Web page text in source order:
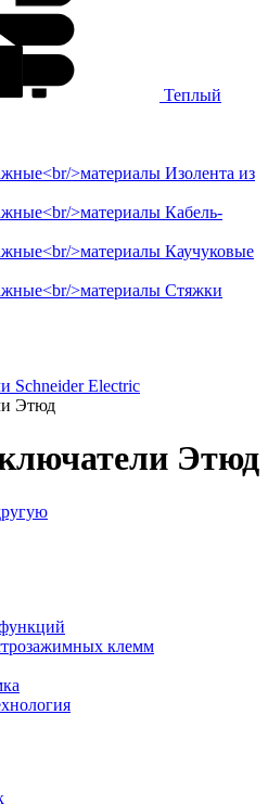
Теплый
Изолента из
Кабель-
Каучуковые
Стяжки
Schneider Electric
Этюд
Этюд
клемм